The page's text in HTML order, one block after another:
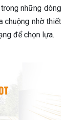
những dòng
chuộng nhờ thiết
để chọn lựa.